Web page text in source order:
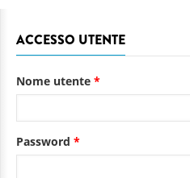
ACCESSO UTENTE
Nome utente *
Password *